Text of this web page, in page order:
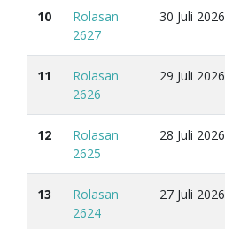
10
Rolasan
2627
30 Juli 2026
11
Rolasan
2626
29 Juli 2026
12
Rolasan
2625
28 Juli 2026
13
Rolasan
2624
27 Juli 2026